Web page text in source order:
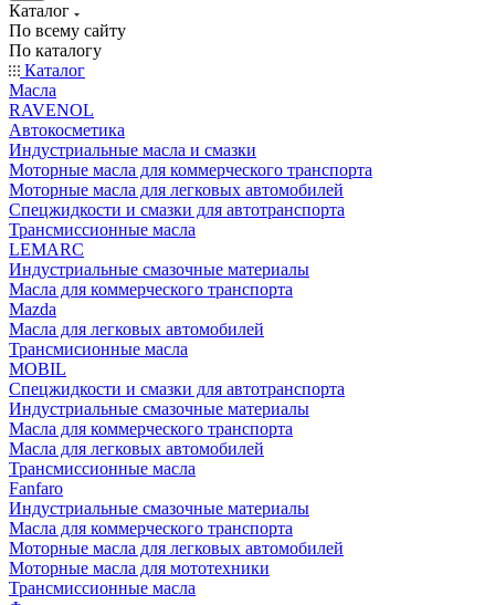
Каталог
По всему сайту
По каталогу
Каталог
Масла
RAVENOL
Автокосметика
Индустриальные масла и смазки
Моторные масла для коммерческого транспорта
Моторные масла для легковых автомобилей
Спецжидкости и смазки для автотранспорта
Трансмиссионные масла
LEMARC
Индустриальные смазочные материалы
Масла для коммерческого транспорта
Mazda
Масла для легковых автомобилей
Трансмисионные масла
MOBIL
Cпецжидкости и смазки для автотранспорта
Индустриальные смазочные материалы
Масла для коммерческого транспорта
Масла для легковых автомобилей
Трансмиссионные масла
Fanfaro
Индустриальные смазочные материалы
Масла для коммерческого транспорта
Моторные масла для легковых автомобилей
Моторные масла для мототехники
Трансмиссионные масла